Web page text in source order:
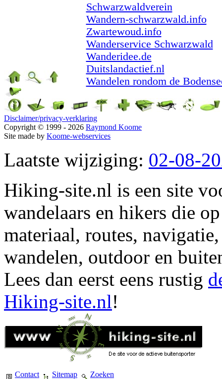
Schwarzwaldverein
Wandern-schwarzwald.info
Zwartewoud.info
Wanderservice Schwarzwald
Wanderidee.de
Duitslandactief.nl
Wandelen rondom de
Disclaimer/privacy-verklaring
Copyright © 1999 - 2026 Raymond Koome
Site made by Koome-webservices
Laatste wijziging: 02-08-
Hiking-site.nl is een site
wandelaars en hikers die
materiaal, routes,
wandelen, outdoor en
Lees dan eerst eens rustig
Hiking-site.nl!
Contact Sitemap Zoeken